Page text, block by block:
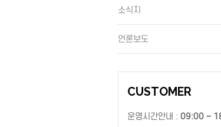
소식지
언론보도
CUSTOMER
운영시간안내 : 09:00 ~